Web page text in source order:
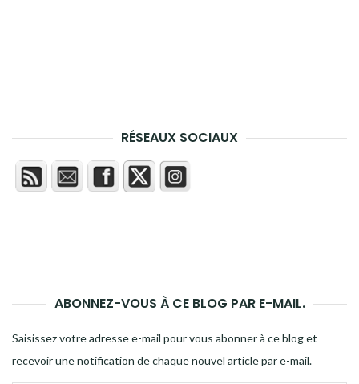
RÉSEAUX SOCIAUX
ABONNEZ-VOUS À CE BLOG PAR E-MAIL.
Saisissez votre adresse e-mail pour vous abonner à ce blog et
recevoir une notification de chaque nouvel article par e-mail.